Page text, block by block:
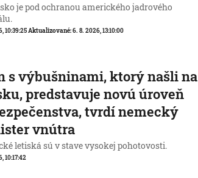
je pod ochranou amerického jadrového
10:39:25Aktualizované:6. 8. 2026, 13:10:00
s výbušninami, ktorý našli na
predstavuje novú úroveň
tvrdí nemecký
vnútra
letiská sú v stave vysokej pohotovosti.
10:17:42